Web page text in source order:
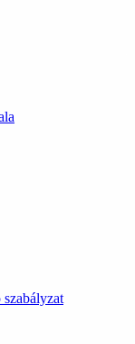
szabályzat